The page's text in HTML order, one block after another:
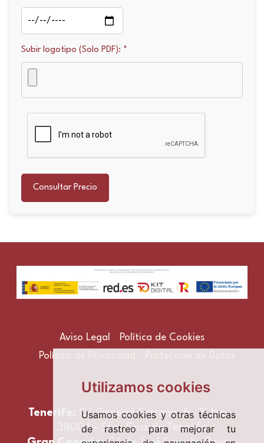
Utilizamos cookies
Usamos cookies y otras técnicas
de rastreo para mejorar tu
Subir logotipo (Solo PDF): *
Consultar Precio
Aviso Legal
Política de Cookies
Política de Privacidad
Tenerife:
C/ General Serrano, 5 - 1º Izq. -
38004 - Sta. Cruz de Tenerife